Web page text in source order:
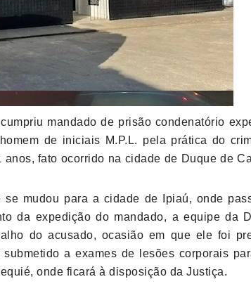
mandado de prisão condenatório
de iniciais M.P.L. pela prática do
fato ocorrido na cidade de Duque de
mudou para a cidade de Ipiaú, onde
da expedição do mandado, a equipe da
do acusado, ocasião em que ele foi
a exames de lesões corporais
onde ficará à disposição da Justiça.